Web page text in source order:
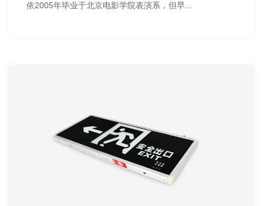
依2005年毕业于北京电影学院表演系，但早...